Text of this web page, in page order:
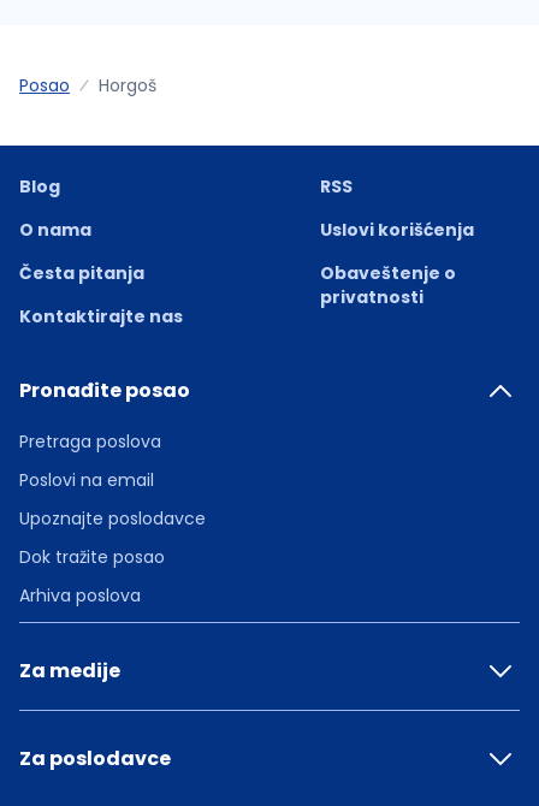
Posao Horgoš
Blog
O nama
Česta pitanja
Kontaktirajte nas
RSS
Uslovi korišćenja
Obaveštenje o
privatnosti
Pronađite posao
Pretraga poslova
Poslovi na email
Upoznajte poslodavce
Dok tražite posao
Arhiva poslova
Za medije
Za poslodavce